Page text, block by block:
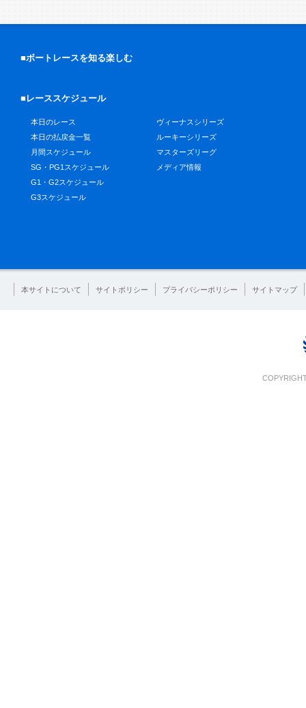
■ボートレースを知る楽しむ
■レーススケジュール
本日のレース
本日の払戻金一覧
月間スケジュール
SG・PG1スケジュール
G1・G2スケジュール
G3スケジュール
ヴィーナスシリーズ
ルーキーシリーズ
マスターズリーグ
メディア情報
本サイトについて サイトポリシー プライバシーポリシー サイトマップ